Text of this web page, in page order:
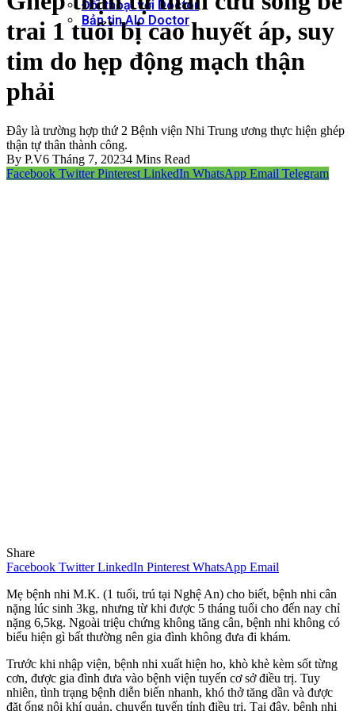
Đối thoại với Doctor
Bản tin Alo Doctor
trai 1 tuổi bị cao huyết áp, suy
tim do hẹp động mạch thận
phải
Đây là trường hợp thứ 2 Bệnh viện Nhi Trung ương thực hiện ghép
thận tự thân thành công.
By P.V6 Tháng 7, 20234 Mins Read
Facebook Twitter Pinterest LinkedIn WhatsApp Email Telegram
Share
Facebook Twitter LinkedIn Pinterest WhatsApp Email
Mẹ bệnh nhi M.K. (1 tuổi, trú tại Nghệ An) cho biết, bệnh nhi cân
nặng lúc sinh 3kg, nhưng từ khi được 5 tháng tuổi cho đến nay chỉ
nặng 6,5kg. Ngoài triệu chứng không tăng cân, bệnh nhi không có
biểu hiện gì bất thường nên gia đình không đưa đi khám.
Trước khi nhập viện, bệnh nhi xuất hiện ho, khò khè kèm sốt từng
cơn, được gia đình đưa vào bệnh viện tuyến cơ sở điều trị. Tuy
nhiên, tình trạng bệnh diễn biến nhanh, khó thở tăng dần và được
đặt ống nội khí quản, chuyển tuyến tỉnh điều trị. Tại đây, bệnh nhi